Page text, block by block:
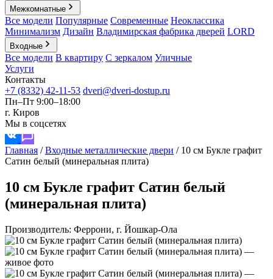
Межкомнатные
Все модели Популярные Современные Неоклассика
Минимализм Дизайн Владимирская фабрика дверей LORD
Входные
Все модели В квартиру С зеркалом Уличные
Услуги
Контакты
+7 (8332) 42-11-53 dveri@dveri-dostup.ru
Пн–Пт 9:00–18:00
г. Киров
Мы в соцсетях
Главная / Входные металлические двери / 10 см Букле графит
Сатин белый (минеральная плита)
10 см Букле графит Сатин белый
(минеральная плита)
Производитель: Феррони, г. Йошкар-Ола